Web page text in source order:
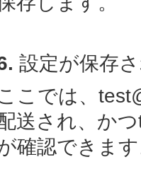
設定が保存
こでは、
送され、か
確認できま